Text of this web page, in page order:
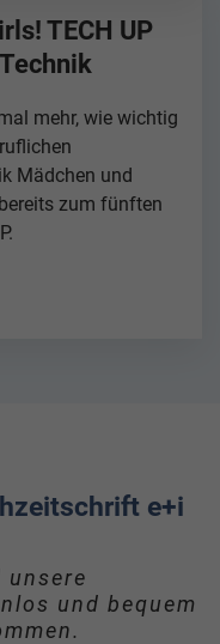
TECH UP
mehr, wie wichtig
Mädchen und
zum fünften
e+i
und bequem